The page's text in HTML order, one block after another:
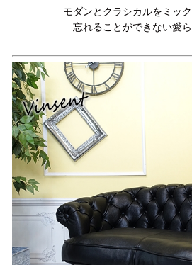
モダンとクラシカルをミッ
忘れることができない愛